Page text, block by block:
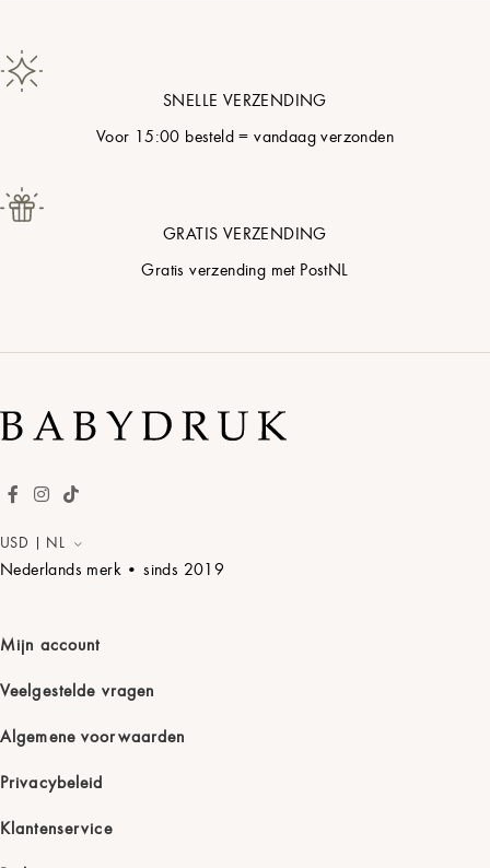
Poederblauw
Dino
Cuteplanets
Kaart kleur
Nacht Blauw
Pistachecrème
SNELLE VERZENDING
Voor 15:00 besteld = vandaag verzonden
GRATIS VERZENDING
Gratis verzending met PostNL
USD | NL
Nederlands merk • sinds 2019
Mijn account
Veelgestelde vragen
Algemene voorwaarden
Privacybeleid
Klantenservice